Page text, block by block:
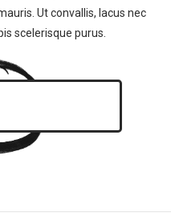
Ut convallis, lacus nec
scelerisque purus.